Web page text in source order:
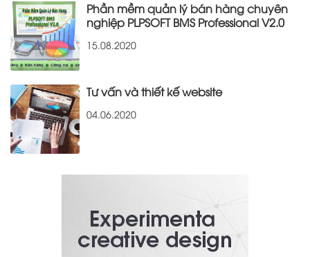
Phần mềm quản lý bán hàng chuyên
nghiệp PLPSOFT BMS Professional V2.0
15.08.2020
Tư vấn và thiết kế website
04.06.2020